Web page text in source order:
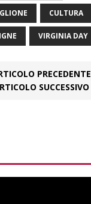
CULTURA
VIRGINIA DAY
PRECEDENTE
SUCCESSIVO